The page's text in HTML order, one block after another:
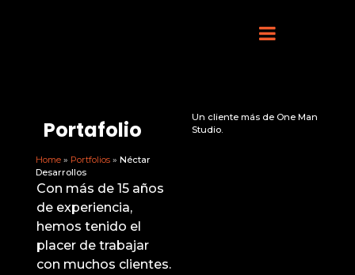
Portafolio
Home » Portfolios » Néctar
Desarrollos
Con más de 15 años
de experiencia,
hemos tenido el
placer de trabajar
con muchos clientes.
Un cliente más de One Man
Studio.